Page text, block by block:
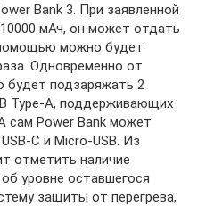
Bank 3. При заявленной
мАч, он может отдать
можно будет
Одновременно от
будет подзаряжать 2
Type-A, поддерживающих
сам Power Bank может
C и Micro-USB. Из
отметить наличие
уровне оставшегося
защиты от перегрева,